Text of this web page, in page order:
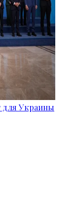
для Украины